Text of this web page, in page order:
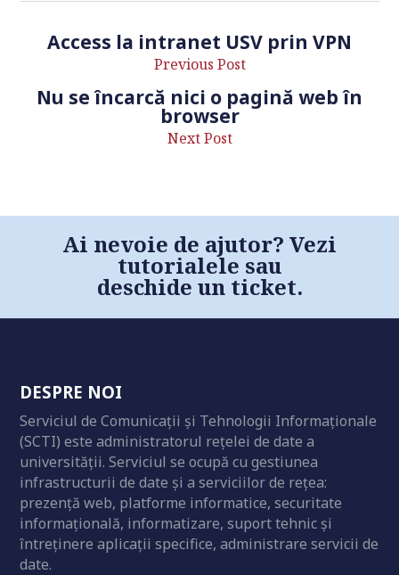
Access la intranet USV prin VPN
Previous Post
Nu se încarcă nici o pagină web în
browser
Next Post
Ai nevoie de ajutor? Vezi
tutorialele sau
deschide un ticket.
DESPRE NOI
Serviciul de Comunicații și Tehnologii Informaționale
(SCTI) este administratorul rețelei de date a
universității. Serviciul se ocupă cu gestiunea
infrastructurii de date și a serviciilor de rețea:
prezență web, platforme informatice, securitate
informațională, informatizare, suport tehnic și
întreținere aplicații specifice, administrare servicii de
date.